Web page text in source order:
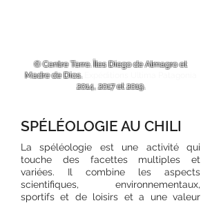
© Centre Terre. Îles Diego de Almagro et
Madre de Dios.
2014, 2017 et 2019.
SPÉLÉOLOGIE AU CHILI
La spéléologie est une activité qui
touche des facettes multiples et
variées. Il combine les aspects
scientifiques, environnementaux,
sportifs et de loisirs et a une valeur